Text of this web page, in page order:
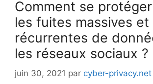
Comment se
les fuites massives et
récurrentes de
les réseaux sociaux ?
juin 30, 2021 par cyber-privacy.net